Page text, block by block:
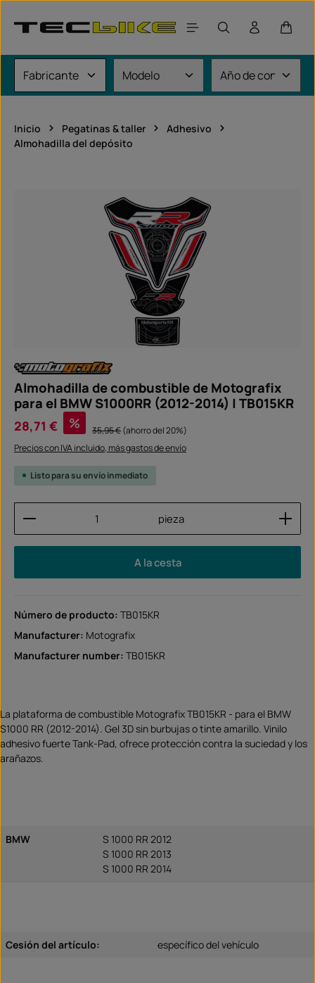
El
Inicio Pegatinas & taller
Adhesivo
Almohadilla del depósito
Omitir galería de imágenes
Almohadilla de combustible de Motografix
para el BMW S1000RR (2012-2014) | TB015KR
Precio de venta:
28,71 € % Precio normal:
35,95 €(ahorro del 20%)
Precios con IVA incluido, más gastos de envío
Listo para su envío inmediato
Cantidad del producto: introduce la cantidad
pieza
A la cesta
Número de producto: TB015KR
Manufacturer: Motografix
Manufacturer number: TB015KR
La plataforma de combustible Motografix TB015KR - para el BMW
S1000 RR (2012-2014). Gel 3D sin burbujas o tinte amarillo. Vinilo
adhesivo fuerte Tank-Pad, ofrece protección contra la suciedad y los
arañazos.
BMW
S 1000 RR 2012
S 1000 RR 2013
S 1000 RR 2014
Cesión del artículo: específico del vehículo